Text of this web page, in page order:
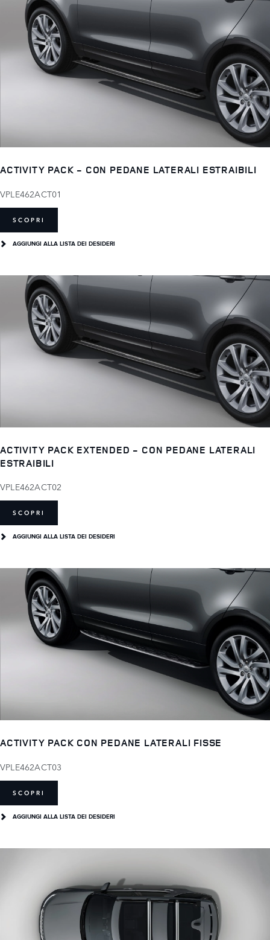
ACTIVITY PACK - CON PEDANE LATERALI ESTRAIBILI
VPLE462ACT01
SCOPRI
AGGIUNGI ALLA LISTA DEI DESIDERI
ACTIVITY PACK EXTENDED - CON PEDANE LATERALI
ESTRAIBILI
VPLE462ACT02
SCOPRI
AGGIUNGI ALLA LISTA DEI DESIDERI
ACTIVITY PACK CON PEDANE LATERALI FISSE
VPLE462ACT03
SCOPRI
AGGIUNGI ALLA LISTA DEI DESIDERI